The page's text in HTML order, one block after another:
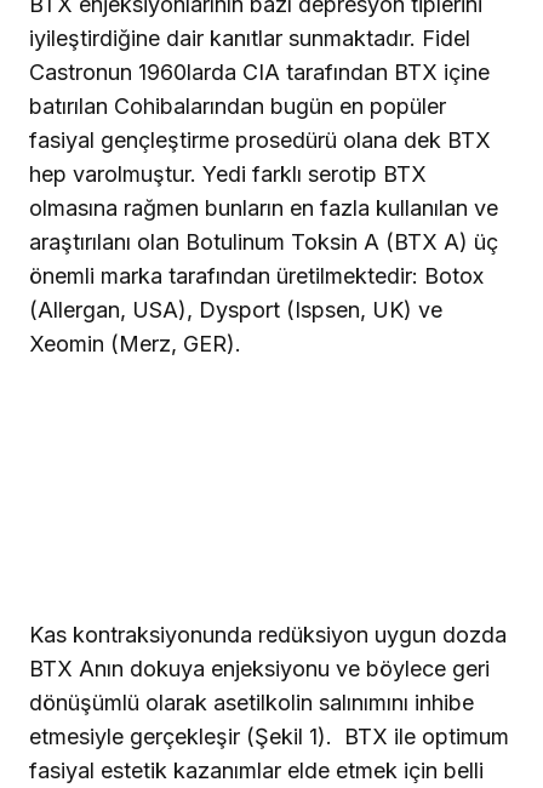
iyileştirdiğine dair kanıtlar sunmaktadır. Fidel
Castronun 1960larda CIA tarafından BTX içine
batırılan Cohibalarından bugün en popüler
fasiyal gençleştirme prosedürü olana dek BTX
hep varolmuştur. Yedi farklı serotip BTX
olmasına rağmen bunların en fazla kullanılan ve
araştırılanı olan Botulinum Toksin A (BTX A) üç
önemli marka tarafından üretilmektedir: Botox
(Allergan, USA), Dysport (Ispsen, UK) ve
Xeomin (Merz, GER).
Kas kontraksiyonunda redüksiyon uygun dozda
BTX Anın dokuya enjeksiyonu ve böylece geri
dönüşümlü olarak asetilkolin salınımını inhibe
etmesiyle gerçekleşir (Şekil 1).
BTX ile optimum
fasiyal estetik kazanımlar elde etmek için belli